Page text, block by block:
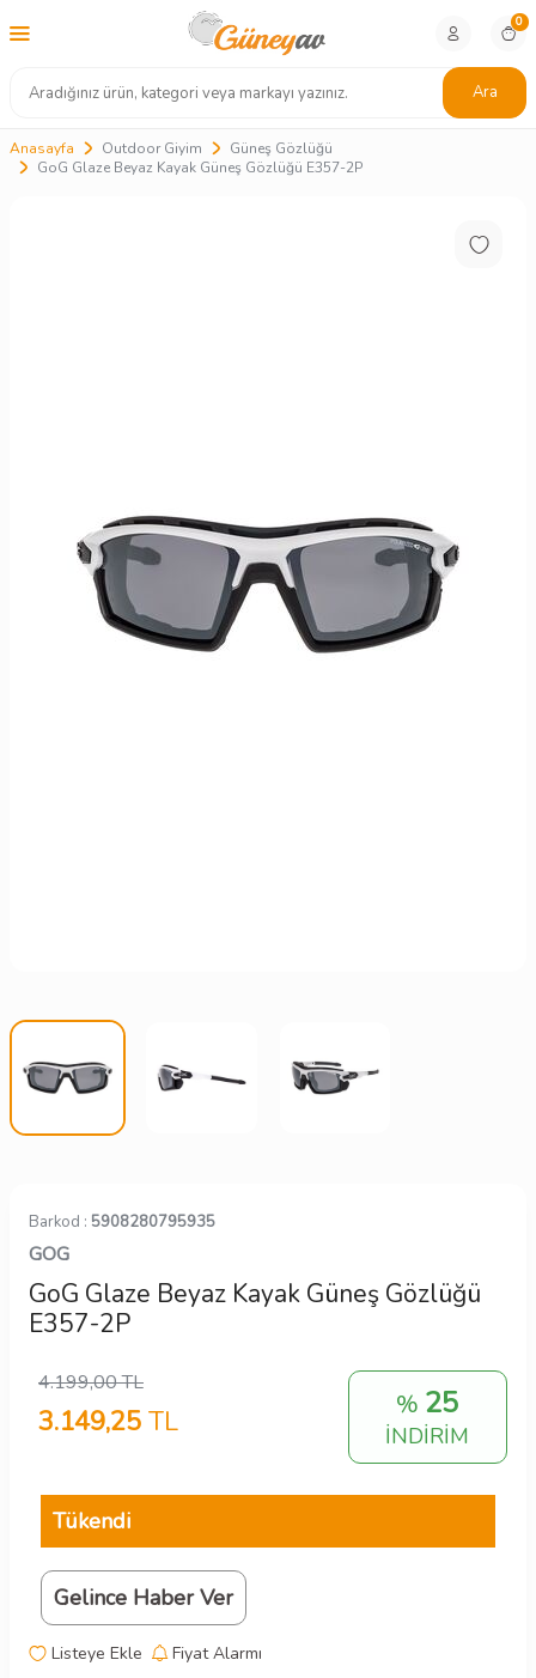
Ara
0
Anasayfa Outdoor Giyim
Güneş Gözlüğü
GoG Glaze Beyaz Kayak Güneş Gözlüğü E357-2P
Barkod : 5908280795935
GOG
GoG Glaze Beyaz Kayak Güneş Gözlüğü
E357-2P
4.199,00TL
3.149,25 TL % 25
İNDİRİM
Tükendi
Gelince Haber Ver
Listeye Ekle Fiyat Alarmı